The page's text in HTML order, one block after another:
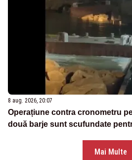
8 aug. 2026, 20:07
Operațiune contra cronometru
două barje sunt scufundate
Mai Multe